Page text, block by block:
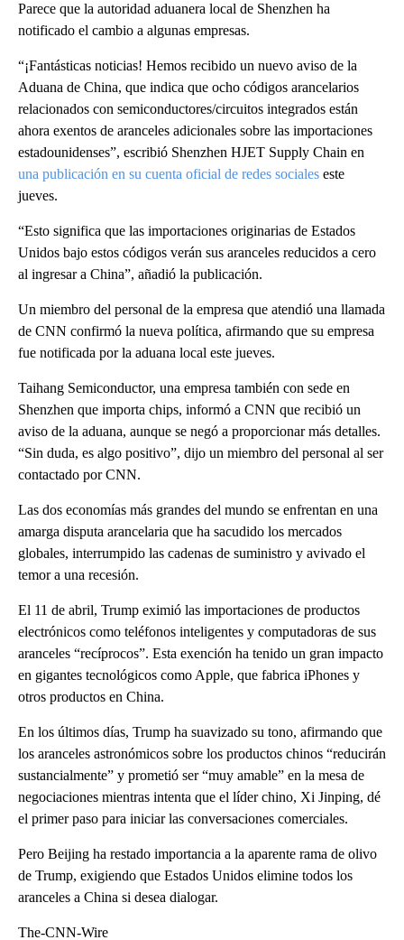
Parece que la autoridad aduanera local de Shenzhen ha
notificado el cambio a algunas empresas.
“¡Fantásticas noticias! Hemos recibido un nuevo aviso de la
Aduana de China, que indica que ocho códigos arancelarios
relacionados con semiconductores/circuitos integrados están
ahora exentos de aranceles adicionales sobre las importaciones
estadounidenses”, escribió Shenzhen HJET Supply Chain en
una publicación en su cuenta oficial de redes sociales este
jueves.
“Esto significa que las importaciones originarias de Estados
Unidos bajo estos códigos verán sus aranceles reducidos a cero
al ingresar a China”, añadió la publicación.
Un miembro del personal de la empresa que atendió una llamada
de CNN confirmó la nueva política, afirmando que su empresa
fue notificada por la aduana local este jueves.
Taihang Semiconductor, una empresa también con sede en
Shenzhen que importa chips, informó a CNN que recibió un
aviso de la aduana, aunque se negó a proporcionar más detalles.
“Sin duda, es algo positivo”, dijo un miembro del personal al ser
contactado por CNN.
Las dos economías más grandes del mundo se enfrentan en una
amarga disputa arancelaria que ha sacudido los mercados
globales, interrumpido las cadenas de suministro y avivado el
temor a una recesión.
El 11 de abril, Trump eximió las importaciones de productos
electrónicos como teléfonos inteligentes y computadoras de sus
aranceles “recíprocos”. Esta exención ha tenido un gran impacto
en gigantes tecnológicos como Apple, que fabrica iPhones y
otros productos en China.
En los últimos días, Trump ha suavizado su tono, afirmando que
los aranceles astronómicos sobre los productos chinos “reducirán
sustancialmente” y prometió ser “muy amable” en la mesa de
negociaciones mientras intenta que el líder chino, Xi Jinping, dé
el primer paso para iniciar las conversaciones comerciales.
Pero Beijing ha restado importancia a la aparente rama de olivo
de Trump, exigiendo que Estados Unidos elimine todos los
aranceles a China si desea dialogar.
The-CNN-Wire